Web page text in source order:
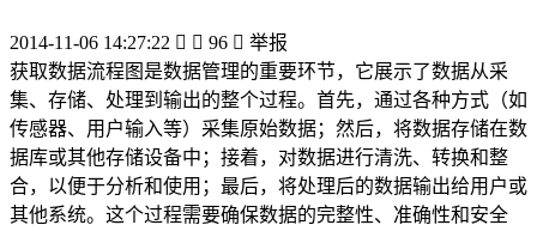
2014-11-06 14:27:22   96  举报
获取数据流程图是数据管理的重要环节，它展示了数据从采
集、存储、处理到输出的整个过程。首先，通过各种方式（如
传感器、用户输入等）采集原始数据；然后，将数据存储在数
据库或其他存储设备中；接着，对数据进行清洗、转换和整
合，以便于分析和使用；最后，将处理后的数据输出给用户或
其他系统。这个过程需要确保数据的完整性、准确性和安全